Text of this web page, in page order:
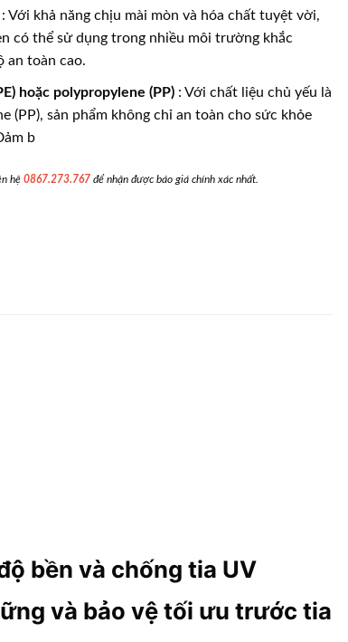
: Với khả năng chịu mài mòn và hóa chất tuyệt vời,
có thể sử dụng trong nhiều môi trường khắc
an toàn cao.
hoặc polypropylene (PP) : Với chất liệu chủ yếu là
(PP), sản phẩm không chỉ an toàn cho sức khỏe
b
hệ 0867.273.767 để nhận được báo giá chính xác nhất.
bền và chống tia UV
và bảo vệ tối ưu trước tia